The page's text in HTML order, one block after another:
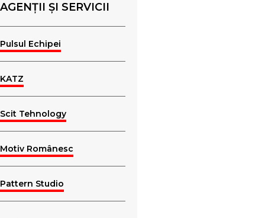
AGENȚII ȘI SERVICII
Pulsul Echipei
KATZ
Scit Tehnology
Motiv Românesc
Pattern Studio